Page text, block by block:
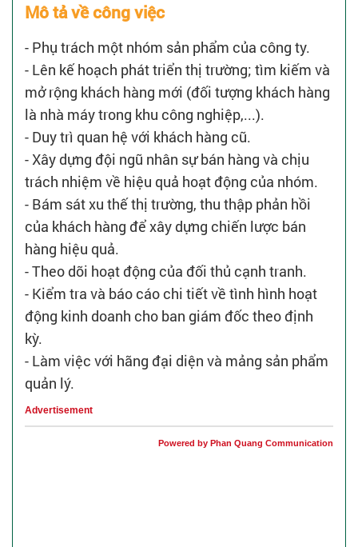
Mô tả về công việc
- Phụ trách một nhóm sản phẩm của công ty.
- Lên kế hoạch phát triển thị trường; tìm kiếm và
mở rộng khách hàng mới (đối tượng khách hàng
là nhà máy trong khu công nghiệp,...).
- Duy trì quan hệ với khách hàng cũ.
- Xây dựng đội ngũ nhân sự bán hàng và chịu
trách nhiệm về hiệu quả hoạt động của nhóm.
- Bám sát xu thế thị trường, thu thập phản hồi
của khách hàng để xây dựng chiến lược bán
hàng hiệu quả.
- Theo dõi hoạt động của đối thủ cạnh tranh.
- Kiểm tra và báo cáo chi tiết về tình hình hoạt
động kinh doanh cho ban giám đốc theo định
kỳ.
- Làm việc với hãng đại diện và mảng sản phẩm
quản lý.
Advertisement
Powered by Phan Quang Communication